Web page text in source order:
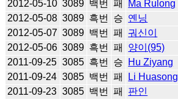
2012-05-10 3089 백번 패 Ma Rulong
2012-05-08 3089 흑번 승 옌닝
2012-05-07 3089 백번 패 궈신이
2012-05-06 3089 흑번 패 양이(95)
2011-09-25 3085 흑번 승 Hu Ziyang
2011-09-24 3085 백번 패 Li Huasong
2011-09-23 3085 백번 패 판인